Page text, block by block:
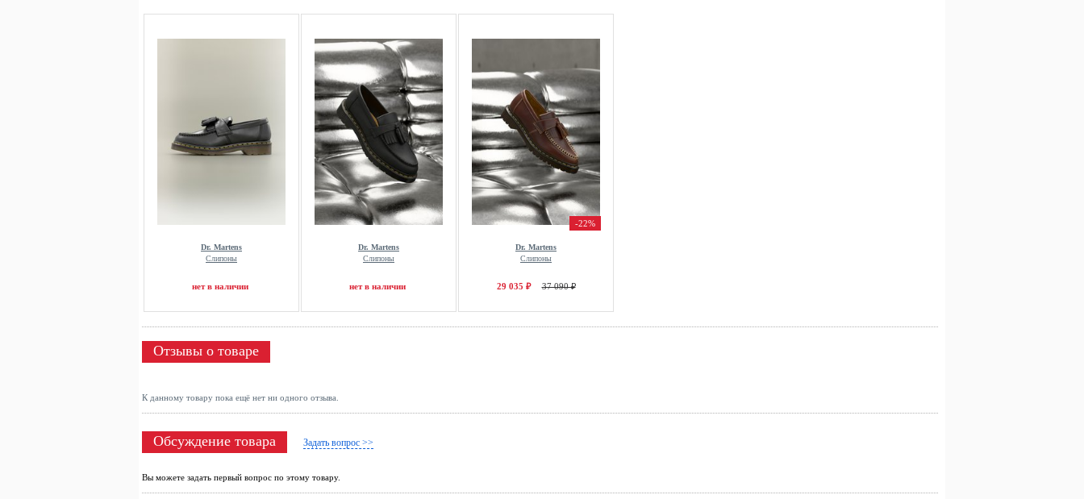
Dr. Martens
Слипоны
нет в наличии
Dr. Martens
Слипоны
нет в наличии
-22%
Dr. Martens
Слипоны
29 035 ₽ 37 090 ₽
Отзывы о товаре
К данному товару пока ещё нет ни одного отзыва.
Обсуждение товара Задать вопрос >>
Вы можете задать первый вопрос по этому товару.